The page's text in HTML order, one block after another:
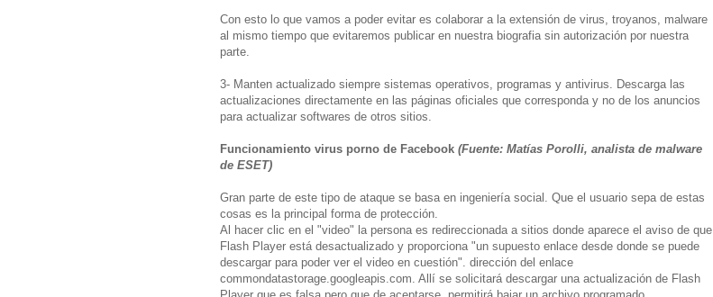
Con esto lo que vamos a poder evitar es colaborar a la extensión de virus, troyanos, malware
al mismo tiempo que evitaremos publicar en nuestra biografia sin autorización por nuestra
parte.
3- Manten actualizado siempre sistemas operativos, programas y antivirus. Descarga las
actualizaciones directamente en las páginas oficiales que corresponda y no de los anuncios
para actualizar softwares de otros sitios.
Funcionamiento virus porno de Facebook (Fuente: Matías Porolli, analista de malware
de ESET)
Gran parte de este tipo de ataque se basa en ingeniería social. Que el usuario sepa de estas
cosas es la principal forma de protección.
Al hacer clic en el "video" la persona es redireccionada a sitios donde aparece el aviso de que
Flash Player está desactualizado y proporciona "un supuesto enlace desde donde se puede
descargar para poder ver el video en cuestión". dirección del enlace
commondatastorage.googleapis.com. Allí se solicitará descargar una actualización de Flash